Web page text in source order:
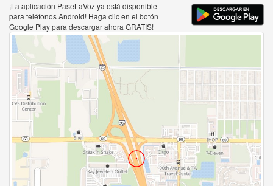
¡La aplicación PaseLaVoz ya está disponible
para teléfonos Android! Haga clic en el botón
Google Play para descargar ahora GRATIS!